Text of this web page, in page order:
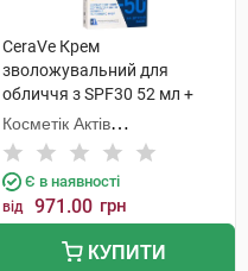
CeraVe Крем
зволожувальний для
обличчя з SPF30 52 мл +
Крем для шкіри навколо
очей 14 мл 1 набір
Косметік Актів
Інтернаціональ
Є в наявності
від 971.00 грн
КУПИТИ